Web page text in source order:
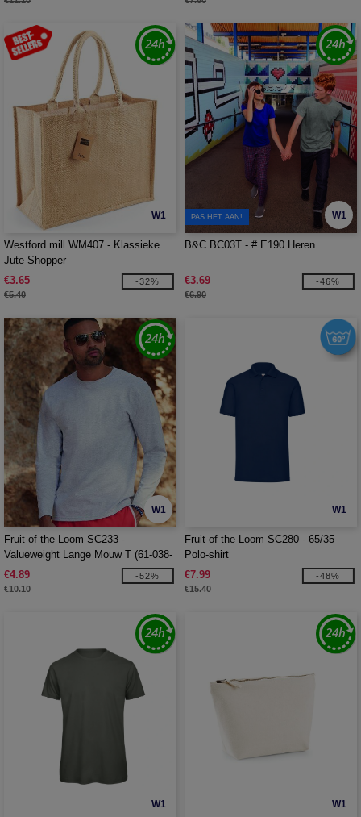
W1
Westford mill WM407 - Klassieke
Jute Shopper
€3.65
€5.40
-32%
W1
PAS HET AAN!
B&C BC03T - # E190 Heren
€3.69
€6.90
-46%
W1
Fruit of the Loom SC233 -
Valueweight Lange Mouw T (61-038-
0)
€4.89
€10.10
-52%
W1
Fruit of the Loom SC280 - 65/35
Polo-shirt
€7.99
€15.40
-48%
W1 W1